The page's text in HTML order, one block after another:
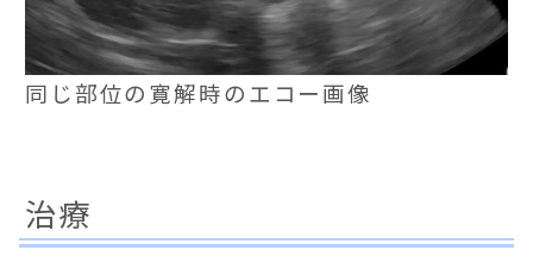
同じ部位の寛解時のエコー画像
治療